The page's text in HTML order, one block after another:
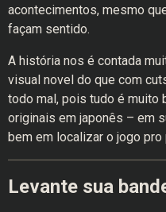
acontecimentos, mesmo
façam sentido.
A história nos é contada
visual novel do que com
todo mal, pois tudo é muito
originais em japonês – em
bem em localizar o jogo pro
Levante sua